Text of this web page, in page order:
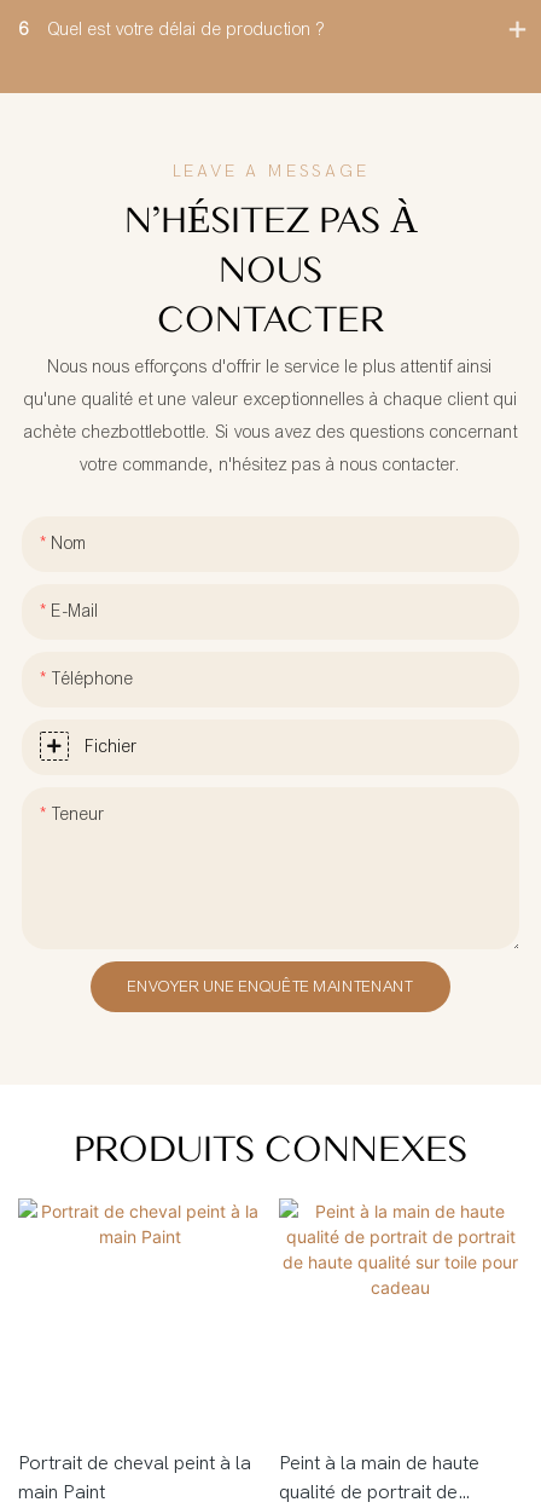
6 Quel est votre délai de production ?
LEAVE A MESSAGE
N'HÉSITEZ PAS À
NOUS
CONTACTER
Nous nous efforçons d'offrir le service le plus attentif ainsi
qu'une qualité et une valeur exceptionnelles à chaque client qui
achète chezbottlebottle. Si vous avez des questions concernant
votre commande, n'hésitez pas à nous contacter.
Nom
E-Mail
Téléphone
Fichier
Teneur
ENVOYER UNE ENQUÊTE MAINTENANT
PRODUITS CONNEXES
Portrait de cheval peint à la
main Paint
Peint à la main de haute
qualité de portrait de